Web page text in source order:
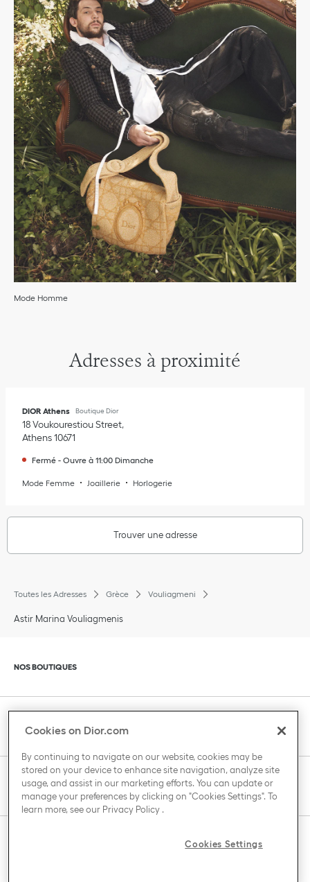
Mode Homme
Adresses à proximité
DIOR Athens Boutique Dior
18 Voukourestiou Street
Athens10671
Fermé - Ouvre à 11:00 Dimanche
Mode Femme Joaillerie Horlogerie
Trouver une adresse
Toutes les Adresses Grèce Vouliagmeni
Astir Marina Vouliagmenis
Cliquer pour agrandir ou pour réduire le contenu
NOS BOUTIQUES
Cliquer pour agrandir ou pour réduire le contenu
SERVICE CLIENT
Cliquer pour agrandir ou pour réduire le contenu
LA MAISON DIOR
Cliquer pour agrandir ou pour réduire le contenu
Cookies on Dior.com
By continuing to navigate on our website, cookies may be
stored on your device to enhance site navigation, analyze site
usage, and assist in our marketing efforts. You can update or
manage your preferences by clicking on "Cookies Settings". To
learn more, see our Privacy Policy.
Cookies Settings